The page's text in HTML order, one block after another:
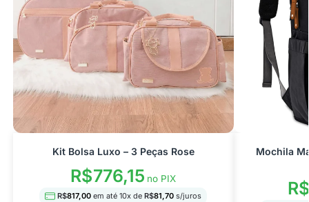
Kit Bolsa Luxo – 3 Peças Rose
R$776,15 no PIX
R$817,00 em até10x deR$81,70 s/juros
Mochila